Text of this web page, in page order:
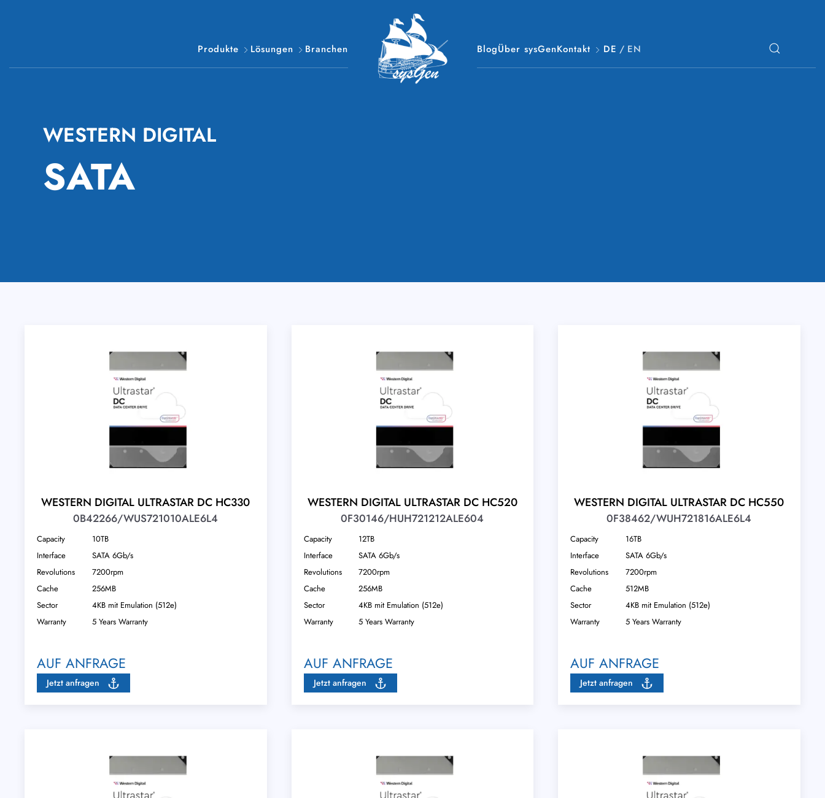
Produkte Lösungen Branchen BlogÜber sysGenKontakt DE / EN
WESTERN DIGITAL
SATA
WESTERN DIGITAL ULTRASTAR DC HC330
0B42266/WUS721010ALE6L4
Capacity
10TB
Interface
SATA 6Gb/s
Revolutions
7200rpm
Cache
256MB
Sector
4KB mit Emulation (512e)
Warranty
5 Years Warranty
AUF ANFRAGE
Jetzt anfragen
WESTERN DIGITAL ULTRASTAR DC HC520
0F30146/HUH721212ALE604
Capacity
12TB
Interface
SATA 6Gb/s
Revolutions
7200rpm
Cache
256MB
Sector
4KB mit Emulation (512e)
Warranty
5 Years Warranty
AUF ANFRAGE
Jetzt anfragen
WESTERN DIGITAL ULTRASTAR DC HC550
0F38462/WUH721816ALE6L4
Capacity
16TB
Interface
SATA 6Gb/s
Revolutions
7200rpm
Cache
512MB
Sector
4KB mit Emulation (512e)
Warranty
5 Years Warranty
AUF ANFRAGE
Jetzt anfragen